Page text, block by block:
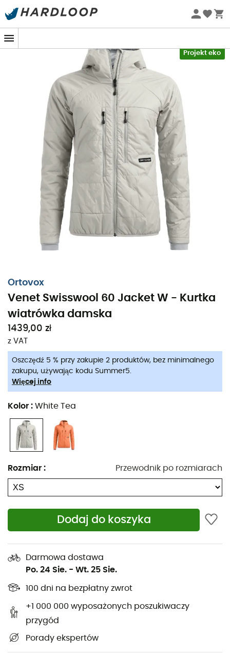
Letnie promocje 🔥 -5% DODATKOWO przy zakupie 2
Projekt eko
Nowość
Ortovox
Venet Swisswool 60 Jacket W - Kurtka
wiatrówka damska
1439,00 zł
z VAT
Oszczędź 5 % przy zakupie 2 produktów, bez minimalnego
zakupu, używając kodu Summer5.
Więcej info
Kolor : White Tea
Rozmiar : Przewodnik po rozmiarach
Dodaj do koszyka
Darmowa dostawa
Po. 24 Sie. - Wt. 25 Sie.
100 dni na bezpłatny zwrot
+1 000 000 wyposażonych poszukiwaczy
przygód
Porady ekspertów